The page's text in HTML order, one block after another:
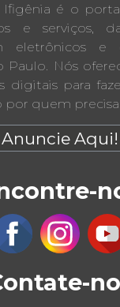
Ifigênia é o
e serviços,
eletrônicos e
Paulo. Nós
digitais para
por quem precisa.
Anuncie Aqui!